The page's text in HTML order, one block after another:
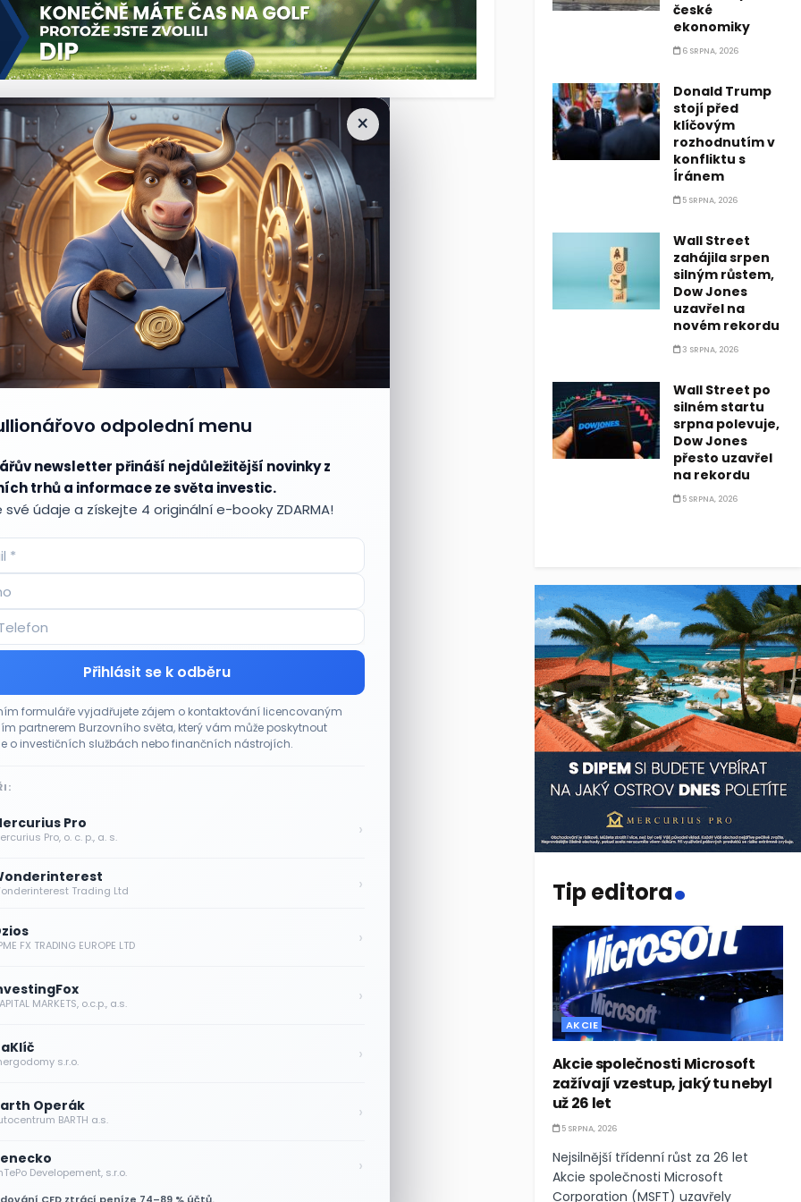
×
odpolední menu
newsletter přináší nejdůležitější novinky z
trhů a informace ze světa investic.
údaje a získejte 4 originální e-booky ZDARMA!
Přihlásit se k odběru
formuláře vyjadřujete zájem o kontaktování licencovaným
partnerem Burzovního světa, který vám může poskytnout
o investičních službách nebo finančních nástrojích.
Pro
Pro, o. c. p., a. s. ›
Trading Ltd ›
FX TRADING EUROPE LTD ›
MARKETS, o.c.p., a.s. ›
s.r.o. ›
Operák
BARTH a.s. ›
Developement, s.r.o. ›
české
ekonomiky
6 SRPNA, 2026
Donald Trump
stojí před
klíčovým
rozhodnutím v
konfliktu s
Íránem
5 SRPNA, 2026
Wall Street
zahájila srpen
silným růstem,
Dow Jones
uzavřel na
novém rekordu
3 SRPNA, 2026
Wall Street po
silném startu
srpna polevuje,
Dow Jones
přesto uzavřel
na rekordu
5 SRPNA, 2026
Tip editora.
AKCIE
Akcie společnosti Microsoft
zažívají vzestup, jaký tu nebyl
už 26 let
5 SRPNA, 2026
Nejsilnější třídenní růst za 26 let
Akcie společnosti Microsoft
Corporation (MSFT) uzavřely